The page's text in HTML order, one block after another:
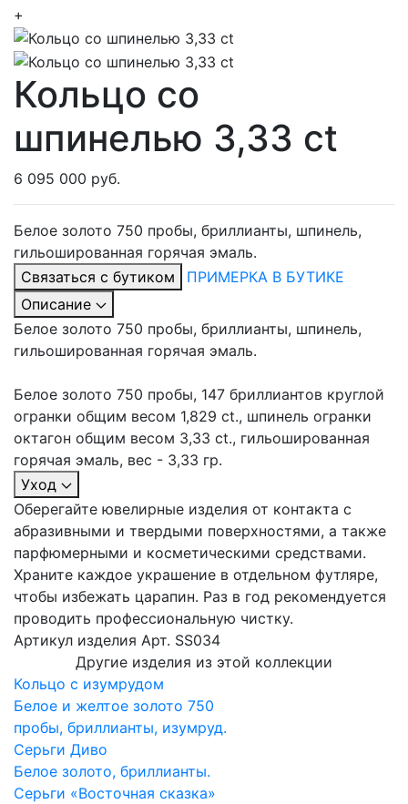
+
Кольцо со
шпинелью 3,33 ct
6 095 000 руб.
Белое золото 750 пробы, бриллианты, шпинель,
гильошированная горячая эмаль.
Связаться с бутиком
ПРИМЕРКА В БУТИКЕ
Описание
Белое золото 750 пробы, бриллианты, шпинель,
гильошированная горячая эмаль.
Белое золото 750 пробы, 147 бриллиантов круглой
огранки общим весом 1,829 ct., шпинель огранки
октагон общим весом 3,33 ct., гильошированная
горячая эмаль, вес - 3,33 гр.
Уход
Оберегайте ювелирные изделия от контакта с
абразивными и твердыми поверхностями, а также
парфюмерными и косметическими средствами.
Храните каждое украшение в отдельном футляре,
чтобы избежать царапин. Раз в год рекомендуется
проводить профессиональную чистку.
Артикул изделия Арт. SS034
Другие изделия из этой коллекции
Кольцо с изумрудом
Белое и желтое золото 750
пробы, бриллианты, изумруд.
Серьги Диво
Белое золото, бриллианты.
Серьги «Восточная сказка»